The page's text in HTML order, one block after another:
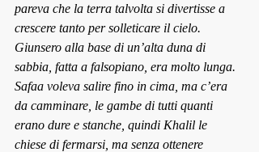
pareva che la terra talvolta si divertisse a
crescere tanto per solleticare il cielo.
Giunsero alla base di un’alta duna di
sabbia, fatta a falsopiano, era molto lunga.
Safaa voleva salire fino in cima, ma c’era
da camminare, le gambe di tutti quanti
erano dure e stanche, quindi Khalil le
chiese di fermarsi, ma senza ottenere